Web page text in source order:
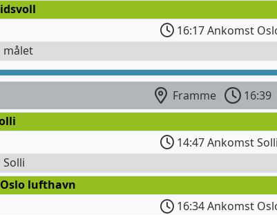
16:17 Ankomst
Framme
16:39
14:47 Ankomst Solli
Oslo lufthavn
16:34 Ankomst